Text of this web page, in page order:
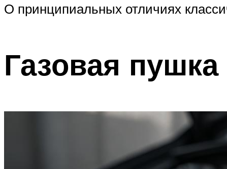
О принципиальных отличиях
Газовая